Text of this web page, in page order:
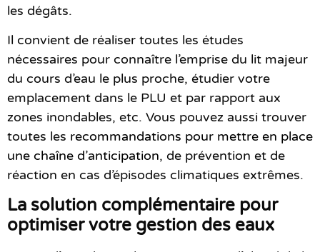
les dégâts.
Il convient de réaliser toutes les études
nécessaires pour connaître l’emprise du lit majeur
du cours d’eau le plus proche, étudier votre
emplacement dans le PLU et par rapport aux
zones inondables, etc. Vous pouvez aussi trouver
toutes les recommandations pour mettre en place
une chaîne d’anticipation, de prévention et de
réaction en cas d’épisodes climatiques extrêmes.
La solution complémentaire pour
optimiser votre gestion des eaux